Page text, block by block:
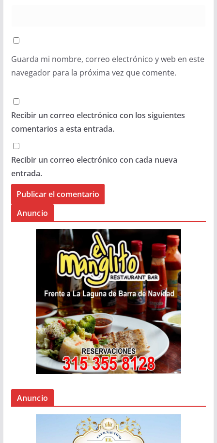
Guarda mi nombre, correo electrónico y web en este
navegador para la próxima vez que comente.
Recibir un correo electrónico con los siguientes
comentarios a esta entrada.
Recibir un correo electrónico con cada nueva
entrada.
Anuncio
Anuncio